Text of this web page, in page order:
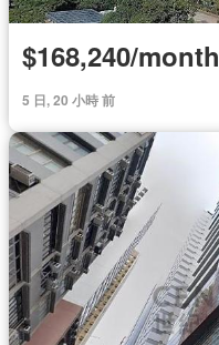
$168,240/month
5 日, 20 小時 前